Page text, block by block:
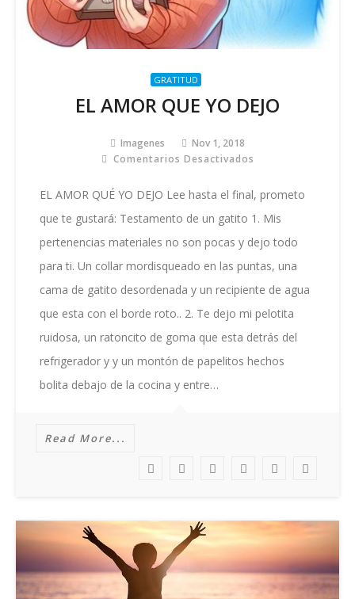
GRATITUD
EL AMOR QUE YO DEJO
Imagenes
Nov 1, 2018
Comentarios Desactivados
AMOR
QUE
YO
DEJO
EL AMOR QUÉ YO DEJO Lee hasta el final, prometo
que te gustará: Testamento de un gatito 1. Mis
pertenencias materiales no son pocas y dejo todo
para ti. Un collar mordisqueado en las puntas, una
cama de gatito desordenada y un recipiente de agua
que esta con el borde roto.. 2. Te dejo mi pelotita
ruidosa, un ratoncito de goma que esta detrás del
refrigerador y y un montón de papelitos hechos
bolita debajo de la cocina y entre…
Read More...